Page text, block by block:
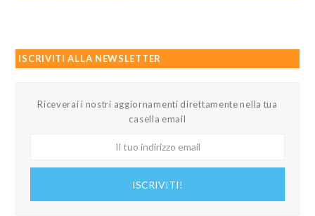
ISCRIVITI ALLA NEWSLETTER
Riceverai i nostri aggiornamenti direttamente nella tua
casella email
ISCRIVITI!